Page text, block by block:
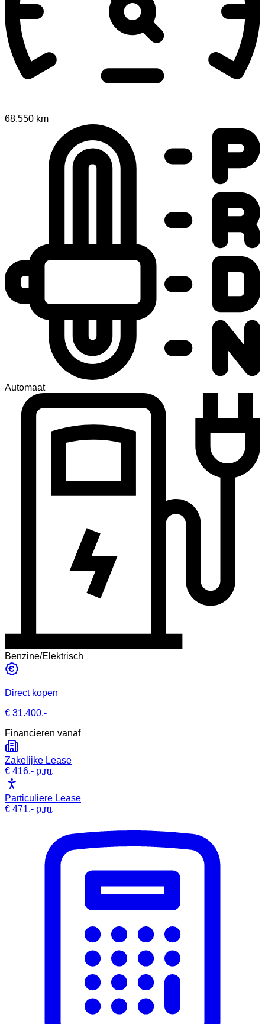
68.550 km
Automaat
Benzine/Elektrisch
Direct kopen
€ 31.400,-
Financieren vanaf
Zakelijke Lease
€ 416,- p.m.
Particuliere Lease
€ 471,- p.m.